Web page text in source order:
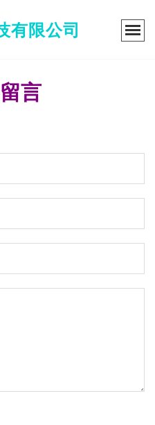
有限公司
言